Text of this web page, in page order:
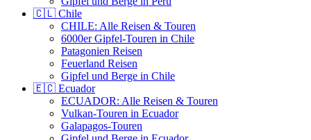
🇨🇱 Chile
CHILE: Alle Reisen & Touren
6000er Gipfel-Touren in Chile
Patagonien Reisen
Feuerland Reisen
Gipfel und Berge in Chile
🇪🇨 Ecuador
ECUADOR: Alle Reisen & Touren
Vulkan-Touren in Ecuador
Galapagos-Touren